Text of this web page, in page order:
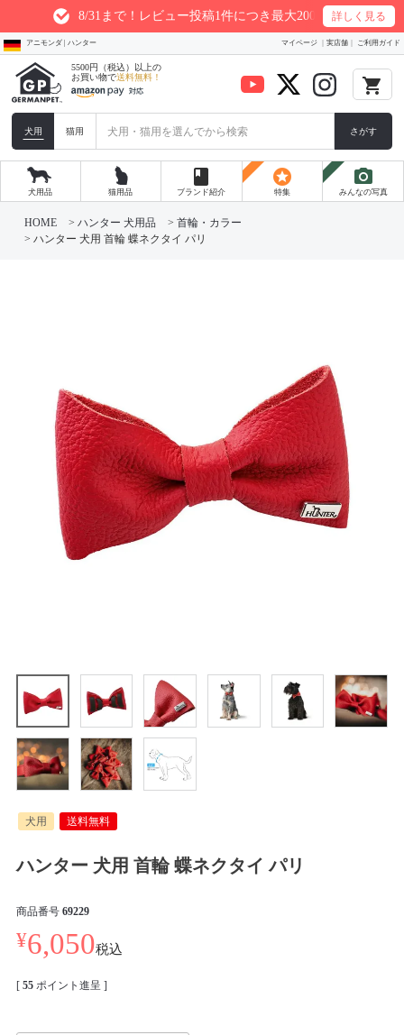
8/31まで！レビュー投稿1件につき最大200ptプレゼント 詳しく見る
アニモンダ | ハンター マイページ 実店舗 ご利用ガイド
5500円（税込）以上の
お買い物で送料無料！ local_grocery_store
犬用 猫用 さがす
犬用品 猫用品
book
ブランド紹介
stars
特集
photo_camera
みんなの写真
HOME ハンター 犬用品
首輪・カラー
ハンター 犬用 首輪 蝶ネクタイ パリ
犬用 送料無料
ハンター 犬用 首輪 蝶ネクタイ パリ
商品番号 69229
¥6,050税込
[ 55 ポイント進呈 ]